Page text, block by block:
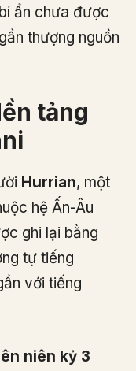
ẩn chưa được
thượng nguồn
tảng
Hurrian, một
hệ Ấn-Âu
ghi lại bằng
tự tiếng
với tiếng
niên kỷ 3